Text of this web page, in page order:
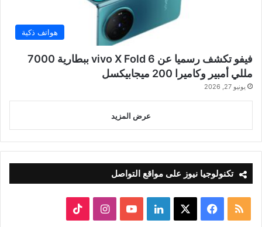
هواتف ذكية
فيفو تكشف رسميا عن vivo X Fold 6 ببطارية 7000
مللي أمبير وكاميرا 200 ميجابيكسل
يونيو 27, 2026
عرض المزيد
تكنولوجيا نيوز على مواقع التواصل
ملخصفيسبوك لينكدإن‫YouTubeانستقرام